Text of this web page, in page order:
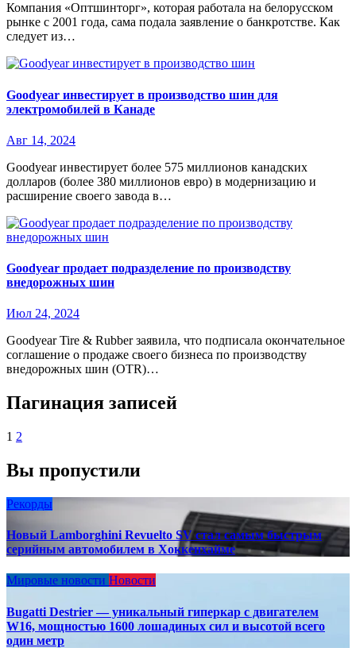
Компания «Оптшинторг», которая работала на белорусском
рынке с 2001 года, сама подала заявление о банкротстве. Как
следует из…
Goodyear инвестирует в производство шин для
электромобилей в Канаде
Авг 14, 2024
Goodyear инвестирует более 575 миллионов канадских
долларов (более 380 миллионов евро) в модернизацию и
расширение своего завода в…
Goodyear продает подразделение по производству
внедорожных шин
Июл 24, 2024
Goodyear Tire & Rubber заявила, что подписала окончательное
соглашение о продаже своего бизнеса по производству
внедорожных шин (OTR)…
Пагинация записей
1 2
Вы пропустили
Рекорды
Новый Lamborghini Revuelto SV стал самым быстрым
серийным автомобилем в Хоккенхайме
Мировые новости Новости
Bugatti Destrier — уникальный гиперкар с двигателем
W16, мощностью 1600 лошадиных сил и высотой всего
один метр